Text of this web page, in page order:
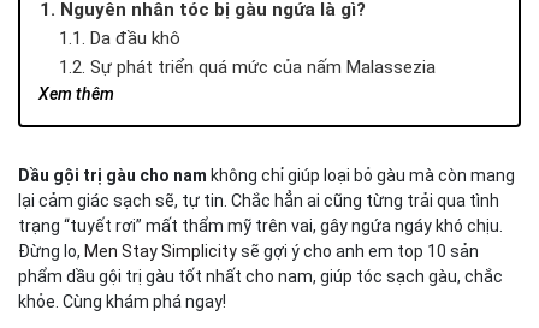
Xem thêm
1. Nguyên nhân tóc bị gàu ngứa là gì?
1.1. Da đầu khô
1.2. Sự phát triển quá mức của nấm Malassezia
1.3. Dầu thừa và bã nhờn trên da đầu
1.4. Sử dụng sản phẩm chăm sóc tóc không phù hợp
2. Top 10 dầu gội trị gàu cho nam giới hiệu quả và chất
lượng
Dầu gội sạch gàu Dandruff Defense & Scalp Care
Shampoo
Dầu gội Dr. For Hair Anti-Dandruff Shampoo sạch gàu
Dầu gội trị gàu cho nam không chỉ giúp loại bỏ gàu mà còn mang
lại cảm giác sạch sẽ, tự tin. Chắc hẳn ai cũng từng trải qua tình
trạng “tuyết rơi” mất thẩm mỹ trên vai, gây ngứa ngáy khó chịu.
Đừng lo, Men Stay Simplicitysẽ gợi ý cho anh em top 10 sản
phẩm dầu gội trị gàu tốt nhất cho nam, giúp tóc sạch gàu, chắc
khỏe. Cùng khám phá ngay!